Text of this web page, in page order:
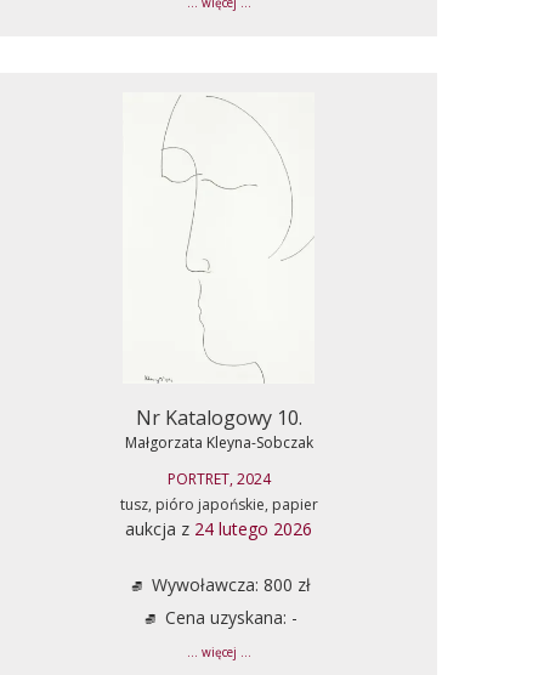
Nr Katalogowy 10.
Małgorzata Kleyna-Sobczak
PORTRET, 2024
tusz, pióro japońskie, papier
aukcja z 24 lutego 2026
Wywoławcza: 800 zł
Cena uzyskana: -
... więcej ...